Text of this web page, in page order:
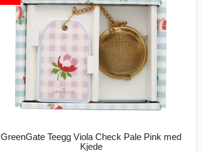
GreenGate Teegg Viola Check Pale Pink med
Kjede